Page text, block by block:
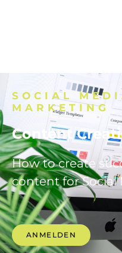
SOCIAL
MARKETING
Content
How to create
content for Social
ANMELDEN